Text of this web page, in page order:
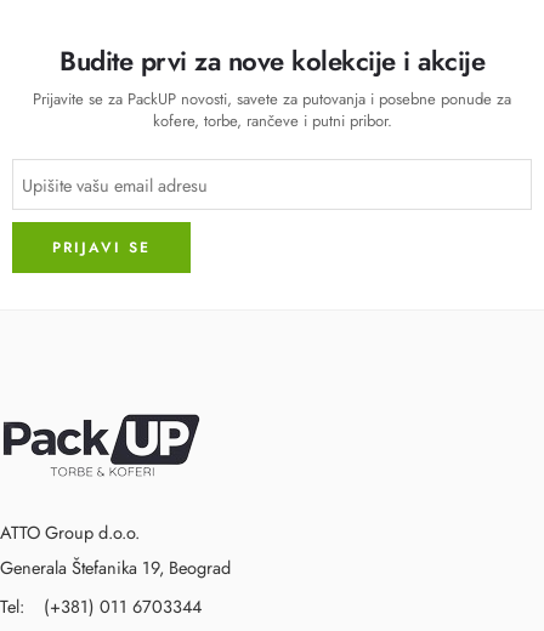
Budite prvi za nove kolekcije i akcije
Prijavite se za PackUP novosti, savete za putovanja i posebne ponude za
kofere, torbe, rančeve i putni pribor.
ATTO Group d.o.o.
Generala Štefanika 19, Beograd
Tel: (+381) 011 6703344